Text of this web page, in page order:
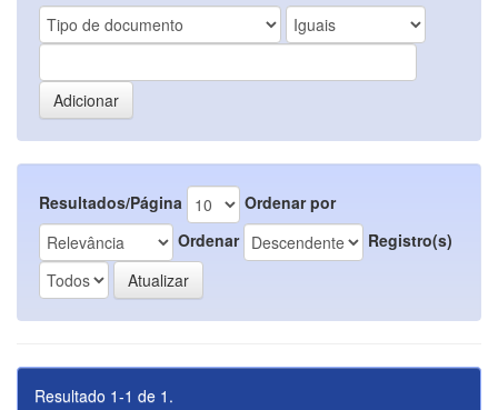
Resultados/Página
Ordenar por
Ordenar
Registro(s)
Resultado 1-1 de 1.